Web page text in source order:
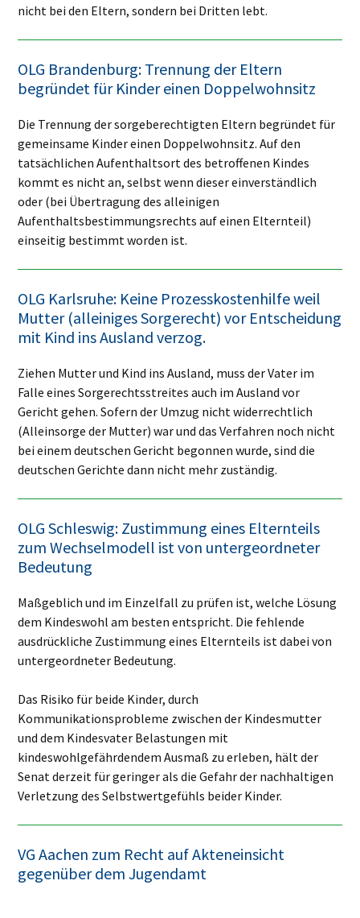
nicht bei den Eltern, sondern bei Dritten lebt.
OLG Brandenburg: Trennung der Eltern
begründet für Kinder einen Doppelwohnsitz
Die Trennung der sorgeberechtigten Eltern begründet für
gemeinsame Kinder einen Doppelwohnsitz. Auf den
tatsächlichen Aufenthaltsort des betroffenen Kindes
kommt es nicht an, selbst wenn dieser einverständlich
oder (bei Übertragung des alleinigen
Aufenthaltsbestimmungsrechts auf einen Elternteil)
einseitig bestimmt worden ist.
OLG Karlsruhe: Keine Prozesskostenhilfe weil
Mutter (alleiniges Sorgerecht) vor Entscheidung
mit Kind ins Ausland verzog.
Ziehen Mutter und Kind ins Ausland, muss der Vater im
Falle eines Sorgerechtsstreites auch im Ausland vor
Gericht gehen. Sofern der Umzug nicht widerrechtlich
(Alleinsorge der Mutter) war und das Verfahren noch nicht
bei einem deutschen Gericht begonnen wurde, sind die
deutschen Gerichte dann nicht mehr zuständig.
OLG Schleswig: Zustimmung eines Elternteils
zum Wechselmodell ist von untergeordneter
Bedeutung
Maßgeblich und im Einzelfall zu prüfen ist, welche Lösung
dem Kindeswohl am besten entspricht. Die fehlende
ausdrückliche Zustimmung eines Elternteils ist dabei von
untergeordneter Bedeutung.
Das Risiko für beide Kinder, durch
Kommunikationsprobleme zwischen der Kindesmutter
und dem Kindesvater Belastungen mit
kindeswohlgefährdendem Ausmaß zu erleben, hält der
Senat derzeit für geringer als die Gefahr der nachhaltigen
Verletzung des Selbstwertgefühls beider Kinder.
VG Aachen zum Recht auf Akteneinsicht
gegenüber dem Jugendamt